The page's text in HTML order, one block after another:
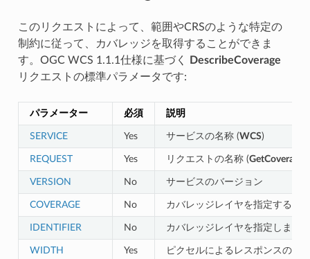
このリクエストによって、範囲やCRSのような特定の
制約に従って、カバレッジを取得することができま
す。OGC WCS 1.1.1仕様に基づく
DescribeCoverage
リクエストの標準パラメータです:
パラメーター 必須 説明
SERVICE Yes サービスの名称 (WCS)
REQUEST Yes リクエストの名称 (GetCoverage
VERSION No サービスのバージョン
COVERAGE No カバレッジレイヤを指定する
IDENTIFIER No カバレッジレイヤを指定します
WIDTH Yes ピクセルによるレスポンスの幅